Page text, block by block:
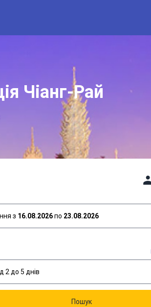
Чіанг-Рай
з 16.08.2026по 23.08.2026
2 до 5 днів
Пошук